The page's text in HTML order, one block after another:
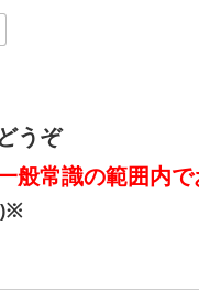
うぞ
般常識の範囲内
)※